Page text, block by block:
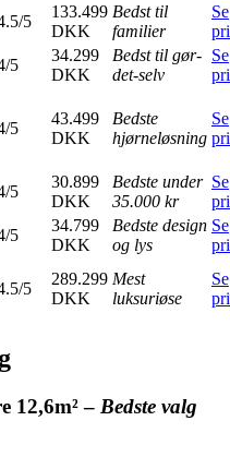
5
133.499
DKK
Bedst til
familier
Se
5
34.299
DKK
Bedst til gør-
det-selv
Se
5
43.499
DKK
Bedste
hjørneløsning
Se
5
30.899
DKK
Bedste under
35.000 kr
Se
5
34.799
DKK
Bedste design
og lys
Se
5
289.299
DKK
Mest
luksuriøse
Se
12,6m² – Bedste valg